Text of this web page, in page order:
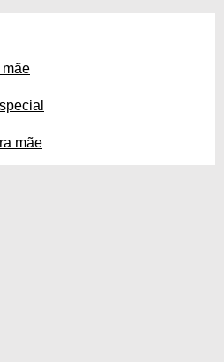
respeito para essa mulher que sempre
mãe
mãe